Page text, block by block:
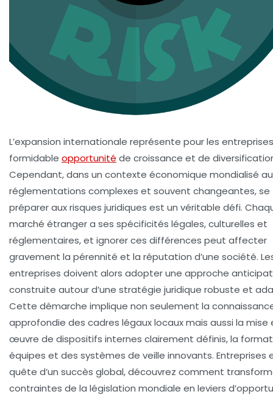
L’expansion internationale représente pour les
formidable opportunité de croissance et de
Cependant, dans un contexte économique mondialisé
réglementations complexes et souvent changeantes, se
préparer aux risques juridiques est un véritable défi.
marché étranger a ses spécificités légales, culturelles et
réglementaires, et ignorer ces différences peut affecter
gravement la pérennité et la réputation d’une société.
entreprises doivent alors adopter une approche
construite autour d’une stratégie juridique robuste et
Cette démarche implique non seulement la
approfondie des cadres légaux locaux mais aussi la mise
œuvre de dispositifs internes clairement définis, la
équipes et des systèmes de veille innovants. Entreprises
quête d’un succès global, découvrez comment
contraintes de la législation mondiale en leviers